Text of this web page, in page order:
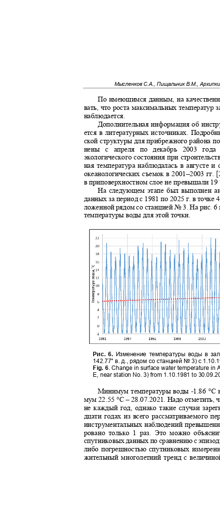
Мысленков С.А., Пищальник В.М.,
По имеющимся данным, на
вать, что роста максимальных
наблюдается.
Дополнительная информация об
ется в литературных источниках.
ской структуры для прибрежного района
нены с апреля по декабрь 2003
экологического состояния при
ная температура наблюдалась в
океанологических съемок в 2001–2003
в приповерхностном слое не превышали
На следующем этапе был выполнен
данных за период с 1981 по 2025 г. в
ложенной рядом со станцией № 3. На рис. 6
температуры воды для этой точки.
Рис. 6. Изменение температуры воды в
142.77° в. д., рядом со станцией № 3) с
Fig. 6. Change in surface water temperature in
E, near station No. 3) from 1.10.1981 to
Минимум температуры воды -1.86 °С
мум 22.55 °С – 28.07.2021. Надо отметить,
не каждый год, однако такие случаи
дцати годах из всего
инструментальных наблюдений
ровано только 1 раз. Это можно
спутниковых данных по сравнению с
либо погрешностью спутниковых
жительный многолетний тренд с